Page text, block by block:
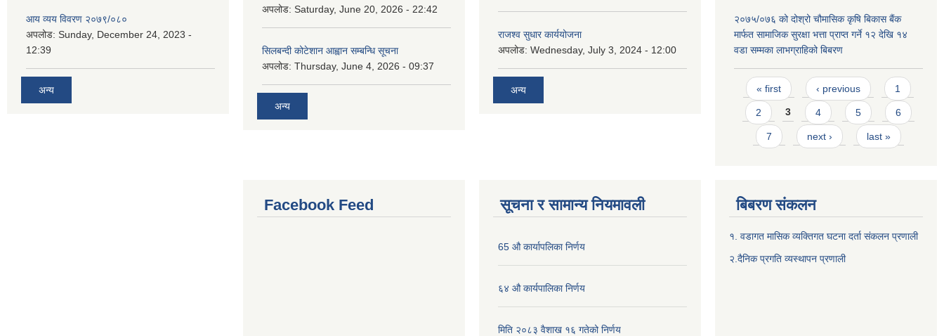
आय व्यय विवरण २०७९/०८०
अपलोड: Sunday, December 24, 2023 -
12:39
अन्य
अपलोड: Saturday, June 20, 2026 - 22:42
सिलबन्दी कोटेशान आह्वान सम्बन्धि सूचना
अपलोड: Thursday, June 4, 2026 - 09:37
अन्य
राजश्व सुधार कार्ययोजना
अपलोड: Wednesday, July 3, 2024 - 12:00
अन्य
२०७५/०७६ को दोश्रो चौमासिक कृषि बिकास बैंक
मार्फत सामाजिक सुरक्षा भत्ता प्राप्त गर्ने १२ देखि १४
वडा सम्मका लाभग्राहिको बिबरण
Pages
« first ‹ previous 1
2 3 4 5 6
7 next › last »
Facebook Feed सूचना र सामान्य नियमावली
65 औ कार्यापलिका निर्णय
६४ औ कार्यपालिका निर्णय
मिति २०८३ वैशाख १६ गतेको निर्णय
बिबरण संकलन
१. वडागत मासिक व्यक्तिगत घटना दर्ता संकलन प्रणाली
२.दैनिक प्रगति व्यस्थापन प्रणाली